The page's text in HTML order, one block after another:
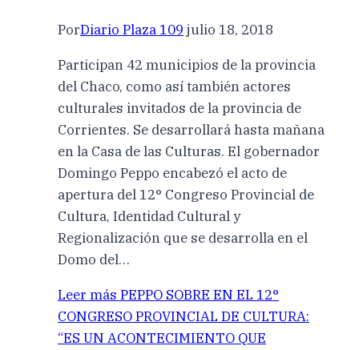
PorDiario Plaza 109 julio 18, 2018
Participan 42 municipios de la provincia
del Chaco, como así también actores
culturales invitados de la provincia de
Corrientes. Se desarrollará hasta mañana
en la Casa de las Culturas. El gobernador
Domingo Peppo encabezó el acto de
apertura del 12° Congreso Provincial de
Cultura, Identidad Cultural y
Regionalización que se desarrolla en el
Domo del…
Leer más PEPPO SOBRE EN EL 12°
CONGRESO PROVINCIAL DE CULTURA:
“ES UN ACONTECIMIENTO QUE